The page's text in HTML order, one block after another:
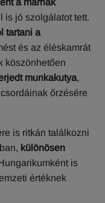
a marhák
is jó szolgálatot tett.
tartani a
és az éléskamrát
köszönhetően
munkakutya,
őrzésére
is ritkán találkozni
különösen
is
értéknek